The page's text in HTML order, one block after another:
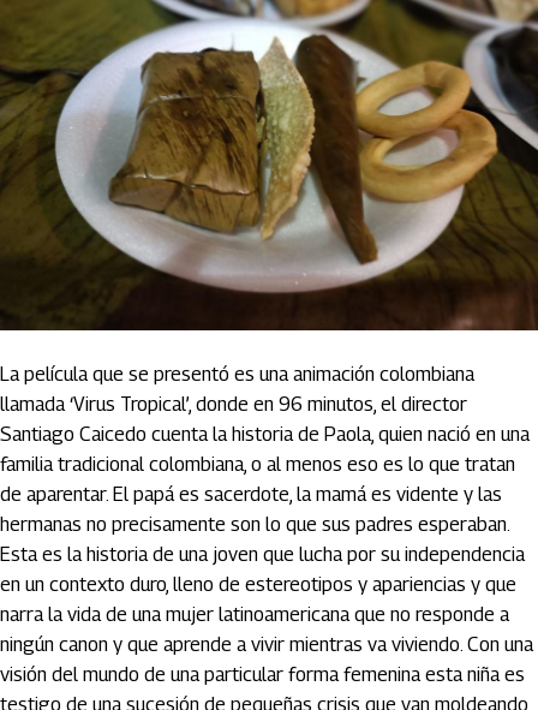
La película que se presentó es una animación colombiana
llamada ‘Virus Tropical’, donde en 96 minutos, el director
Santiago Caicedo cuenta la historia de Paola, quien nació en una
familia tradicional colombiana, o al menos eso es lo que tratan
de aparentar. El papá es sacerdote, la mamá es vidente y las
hermanas no precisamente son lo que sus padres esperaban.
Esta es la historia de una joven que lucha por su independencia
en un contexto duro, lleno de estereotipos y apariencias y que
narra la vida de una mujer latinoamericana que no responde a
ningún canon y que aprende a vivir mientras va viviendo. Con una
visión del mundo de una particular forma femenina esta niña es
testigo de una sucesión de pequeñas crisis que van moldeando